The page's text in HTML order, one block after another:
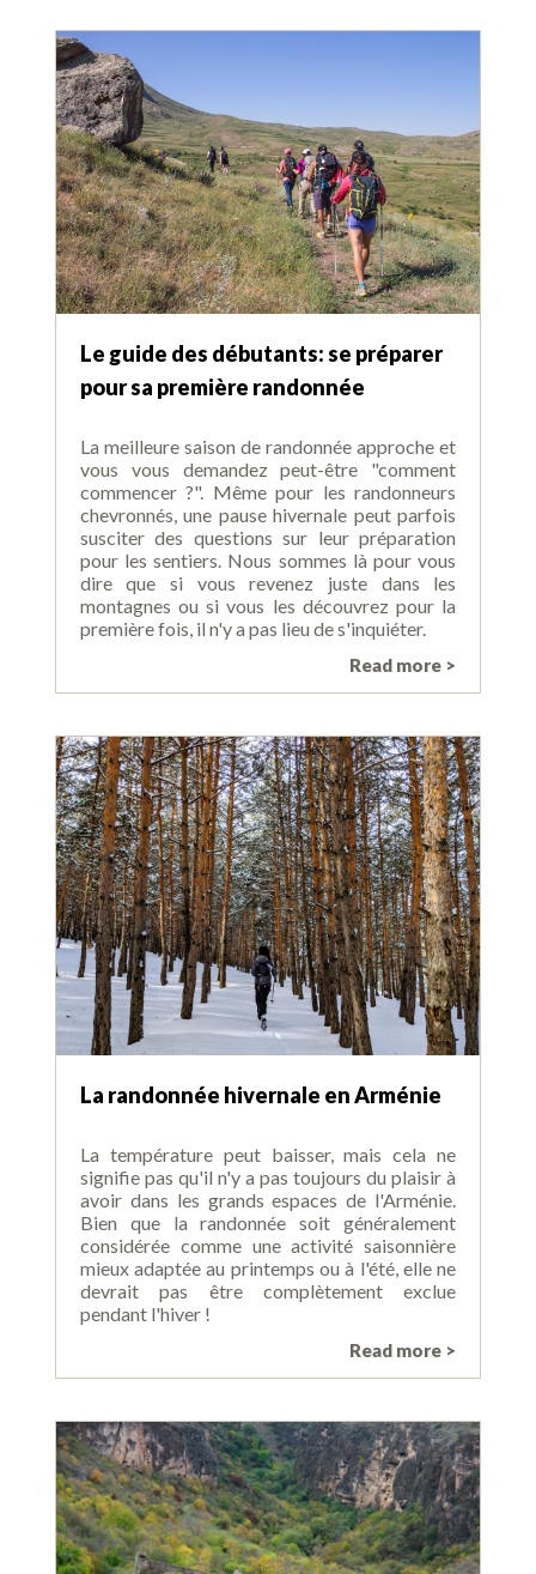
Le guide des débutants: se préparer
pour sa première randonnée
La meilleure saison de randonnée approche et
vous vous demandez peut-être "comment
commencer ?". Même pour les randonneurs
chevronnés, une pause hivernale peut parfois
susciter des questions sur leur préparation
pour les sentiers. Nous sommes là pour vous
dire que si vous revenez juste dans les
montagnes ou si vous les découvrez pour la
première fois, il n'y a pas lieu de s'inquiéter.
Read more >
La randonnée hivernale en Arménie
La température peut baisser, mais cela ne
signifie pas qu'il n'y a pas toujours du plaisir à
avoir dans les grands espaces de l'Arménie.
Bien que la randonnée soit généralement
considérée comme une activité saisonnière
mieux adaptée au printemps ou à l'été, elle ne
devrait pas être complètement exclue
pendant l'hiver !
Read more >